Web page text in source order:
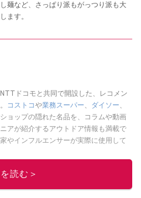
麺など、さっぱり派もがっつり派も大
ます。
ドコモと共同で開設した、レコメン
コストコや業務スーパー、 ダイソー、
ョップの隠れた名品を、コラムや動画
アが紹介するアウトドア情報も満載で
やインフルエンサーが実際に使用して
読む＞